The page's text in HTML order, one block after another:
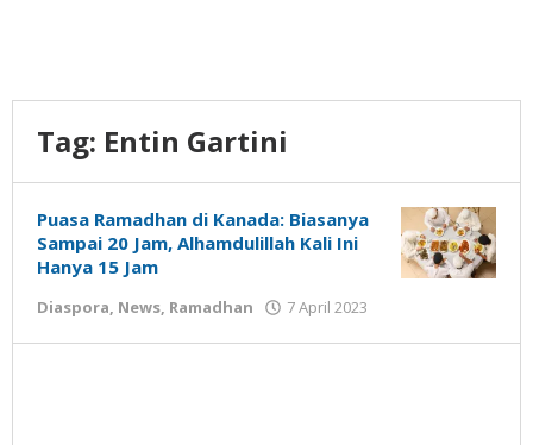
Tag: Entin Gartini
Puasa Ramadhan di Kanada: Biasanya
Sampai 20 Jam, Alhamdulillah Kali Ini
Hanya 15 Jam
Diaspora, News, Ramadhan 7 April 2023
Susanto